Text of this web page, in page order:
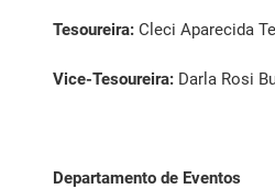
Tesoureira:Cleci Aparecida
Vice-Tesoureira: Darla Rosi
Departamento de Eventos